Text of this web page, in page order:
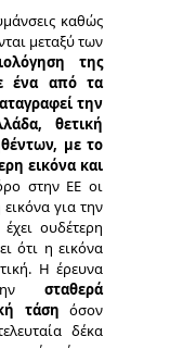
καθώς
μεταξύ των
της
ένα από τα
την
θετική
με το
εικόνα και
στην ΕΕ οι
εικόνα για την
ουδέτερη
ότι η εικόνα
Η έρευνα
σταθερά
τάση όσον
δέκα